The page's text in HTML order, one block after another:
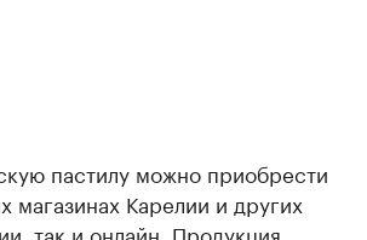
пастилу можно приобрести
магазинах Карелии и других
так и онлайн. Продукция